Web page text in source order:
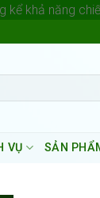
khả năng
VỤ SẢN